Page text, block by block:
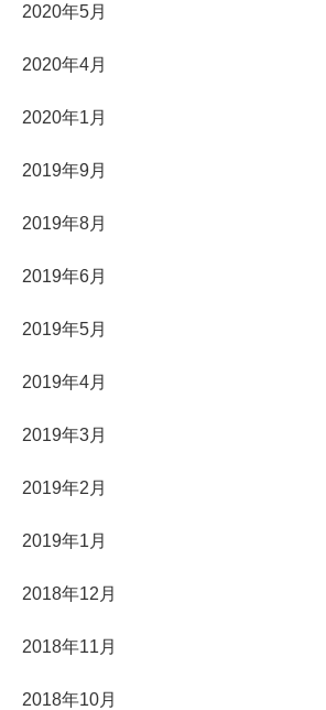
2020年5月
2020年4月
2020年1月
2019年9月
2019年8月
2019年6月
2019年5月
2019年4月
2019年3月
2019年2月
2019年1月
2018年12月
2018年11月
2018年10月